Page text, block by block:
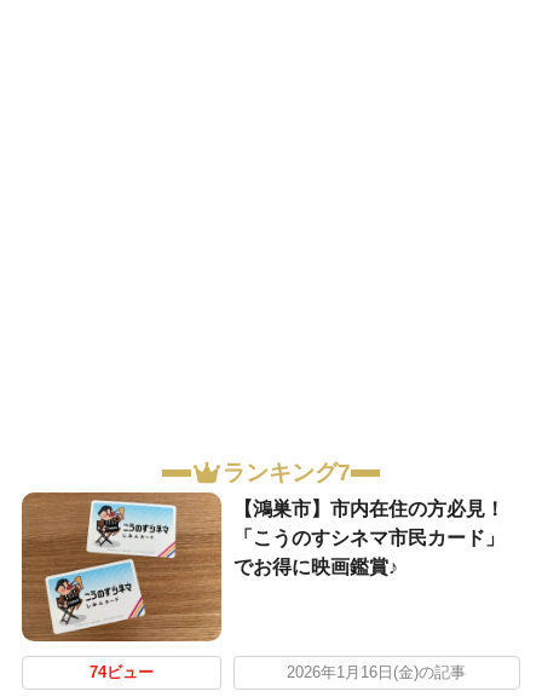
ランキング7
【鴻巣市】市内在住の方必見！
「こうのすシネマ市民カード」
でお得に映画鑑賞♪
74ビュー 2026年1月16日(金)の記事